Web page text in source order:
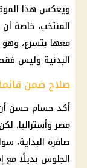
ويعكس هذا
المنتخب، خاصة
معها بتسرع، وهو
البدنية وليس فقط
صلاح ضمن قائمة
أكد حسام حسن
مصر وأستراليا،
صافرة البداية،
الجلوس بديلًا مع